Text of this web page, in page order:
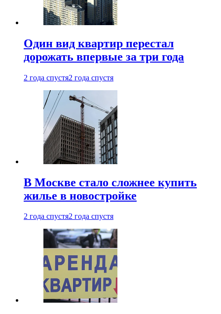
Один вид квартир перестал
дорожать впервые за три года
2 года спустя2 года спустя
В Москве стало сложнее купить
жилье в новостройке
2 года спустя2 года спустя